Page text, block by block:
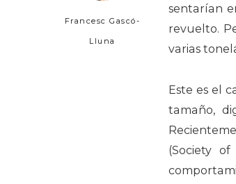
Francesc Gascó-
Lluna
sentarían
revuelto.
varias
Este es el
tamaño,
(Society